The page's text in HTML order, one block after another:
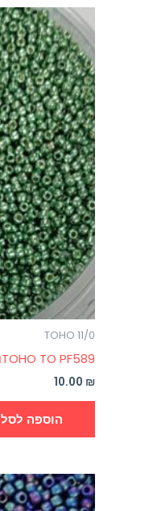
TOHO 11/0
TOHO TO PF589ונציה יפני טוהו צבע ירוק 11/0
10.00 ₪
הוספה לסל